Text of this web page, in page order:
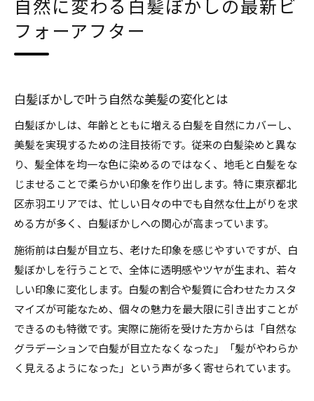
白髪対策を考えるなら注目のぼかし体験談
白髪ぼかし体験談から学ぶ自然な仕上がり
白髪ぼかし体験前後の髪質変化を徹底紹介
白髪ぼかしで満足した体験者の声を紹介
髪質改善へ導く美しい白髪ぼかし事例集
白髪ぼかし事例で見る髪質改善のポイント
美髪を実現する白髪ぼかしの施術例紹介
白髪ぼかしで髪が変わる事例の特徴とは
髪質改善と白髪ぼかしの相乗効果を解説
白髪ぼかし事例から学ぶケア方法とは
艶髪への近道はビフォーアフター画像で実感
白髪ぼかしで手に入れる艶髪の秘訣紹介
白髪ぼかし後の艶やかな髪になる理由とは
自然な艶髪を実感できる白髪ぼかし法
自然に変わる白髪ぼかしの最新ビ
フォーアフター
白髪ぼかしで叶う自然な美髪の変化とは
白髪ぼかしは、年齢とともに増える白髪を自然にカバーし、
美髪を実現するための注目技術です。従来の白髪染めと異な
り、髪全体を均一な色に染めるのではなく、地毛と白髪をな
じませることで柔らかい印象を作り出します。特に東京都北
区赤羽エリアでは、忙しい日々の中でも自然な仕上がりを求
める方が多く、白髪ぼかしへの関心が高まっています。
施術前は白髪が目立ち、老けた印象を感じやすいですが、白
髪ぼかしを行うことで、全体に透明感やツヤが生まれ、若々
しい印象に変化します。白髪の割合や髪質に合わせたカスタ
マイズが可能なため、個々の魅力を最大限に引き出すことが
できるのも特徴です。実際に施術を受けた方からは「自然な
グラデーションで白髪が目立たなくなった」「髪がやわらか
く見えるようになった」という声が多く寄せられています。